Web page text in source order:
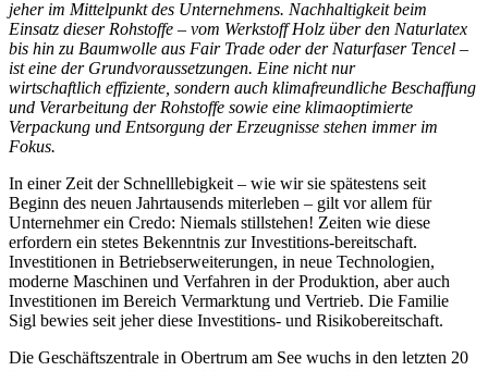
jeher im Mittelpunkt des Unternehmens. Nachhaltigkeit beim
Einsatz dieser Rohstoffe – vom Werkstoff Holz über den Naturlatex
bis hin zu Baumwolle aus Fair Trade oder der Naturfaser Tencel –
ist eine der Grundvoraussetzungen. Eine nicht nur
wirtschaftlich effiziente, sondern auch klimafreundliche Beschaffung
und Verarbeitung der Rohstoffe sowie eine klimaoptimierte
Verpackung und Entsorgung der Erzeugnisse stehen immer im
Fokus.
In einer Zeit der Schnelllebigkeit – wie wir sie spätestens seit
Beginn des neuen Jahrtausends miterleben – gilt vor allem für
Unternehmer ein Credo: Niemals stillstehen! Zeiten wie diese
erfordern ein stetes Bekenntnis zur Investitions-bereitschaft.
Investitionen in Betriebserweiterungen, in neue Technologien,
moderne Maschinen und Verfahren in der Produktion, aber auch
Investitionen im Bereich Vermarktung und Vertrieb. Die Familie
Sigl bewies seit jeher diese Investitions- und Risikobereitschaft.
Die Geschäftszentrale in Obertrum am See wuchs in den letzten 20